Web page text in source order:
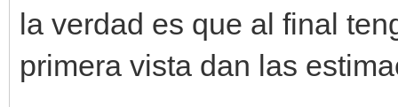
la verdad es que al final
primera vista dan las